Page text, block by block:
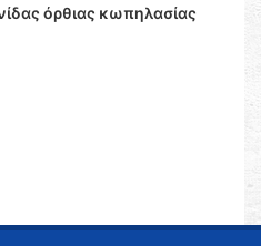
όρθιας κωπηλασίας